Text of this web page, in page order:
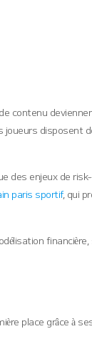
contenu
disposent
des enjeux de
paris sportif, qui
place grâce à